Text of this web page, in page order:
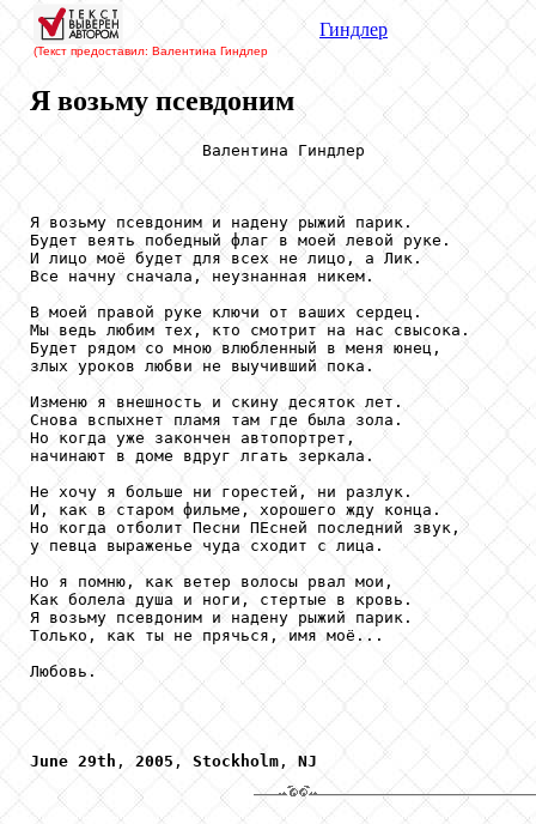
(Текст предоставил: Валентина Гиндлер
Гиндлер
Я возьму псевдоним
                  Валентина Гиндлер
Я возьму псевдоним и надену рыжий парик.
Будет веять победный флаг в моей левой руке.
И лицо моё будет для всех не лицо, а Лик.
Все начну сначала, неузнанная никем.
В моей правой руке ключи от ваших сердец.
Мы ведь любим тех, кто смотрит на нас свысока.
Будет рядом со мною влюбленный в меня юнец,
злых уроков любви не выучивший пока.
Изменю я внешность и скину десяток лет.
Снова вспыхнет пламя там где была зола.
Но когда уже закончен автопортрет,
начинают в доме вдруг лгать зеркала.
Не хочу я больше ни горестей, ни разлук.
И, как в старом фильме, хорошего жду конца.
Но когда отболит Песни ПЕсней последний звук,
у певца выраженье чуда сходит с лица.
Но я помню, как ветер волосы рвал мои,
Как болела душа и ноги, стертые в кровь.
Я возьму псевдоним и надену рыжий парик.
Только, как ты не прячься, имя моё...
Любовь.
June 29th , 2005 , Stockholm , NJ